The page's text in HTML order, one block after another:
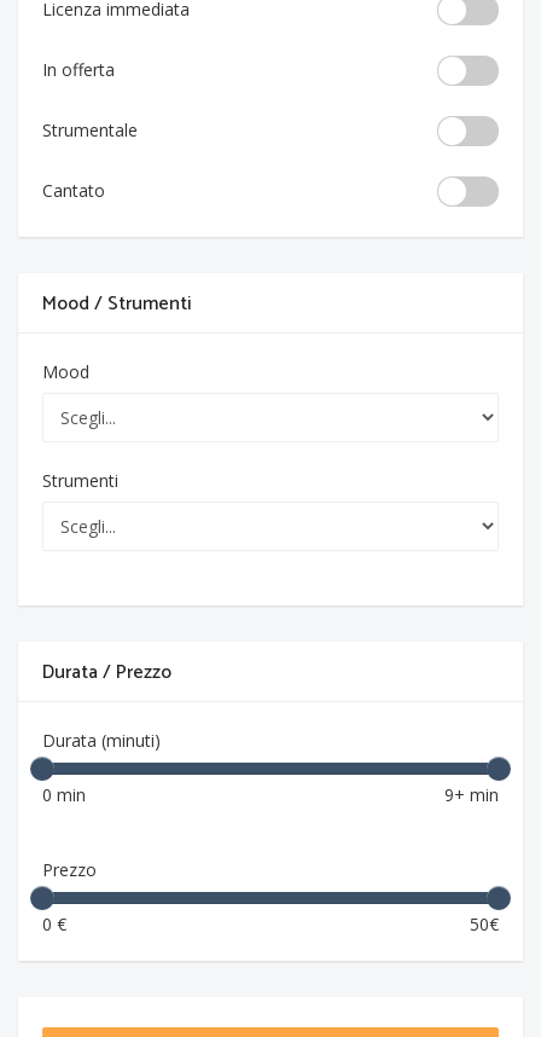
Licenza immediata
In offerta
Strumentale
Cantato
Mood / Strumenti
Mood
Strumenti
Durata / Prezzo
Durata (minuti)
0 min 9+ min
Prezzo
0 € 50€